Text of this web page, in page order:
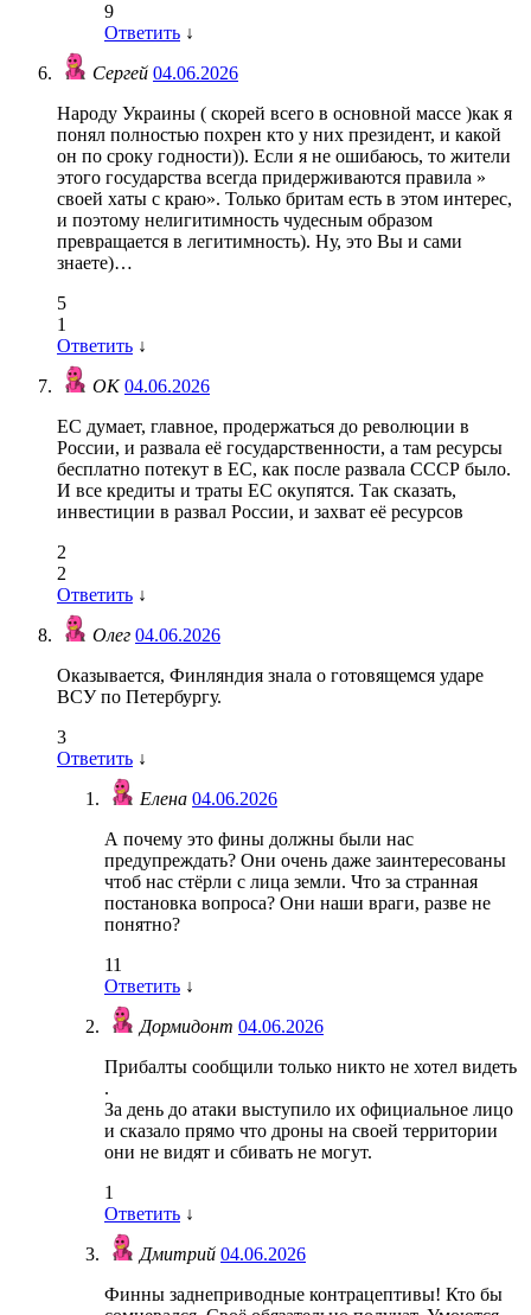
9
Ответить ↓
Сергей 04.06.2026
Народу Украины ( скорей всего в основной массе )как я
понял полностью похрен кто у них президент, и какой
он по сроку годности)). Если я не ошибаюсь, то жители
этого государства всегда придерживаются правила »
своей хаты с краю». Только бритам есть в этом интерес,
и поэтому нелигитимность чудесным образом
превращается в легитимность). Ну, это Вы и сами
знаете)…
5
1
Ответить ↓
ОК04.06.2026
ЕС думает, главное, продержаться до революции в
России, и развала её государственности, а там ресурсы
бесплатно потекут в ЕС, как после развала СССР было.
И все кредиты и траты ЕС окупятся. Так сказать,
инвестиции в развал России, и захват её ресурсов
2
2
Ответить ↓
Олег 04.06.2026
Оказывается, Финляндия знала о готовящемся ударе
ВСУ по Петербургу.
3
Ответить ↓
Елена 04.06.2026
А почему это фины должны были нас
предупреждать? Они очень даже заинтересованы
чтоб нас стёрли с лица земли. Что за странная
постановка вопроса? Они наши враги, разве не
понятно?
11
Ответить ↓
Дормидонт 04.06.2026
Прибалты сообщили только никто не хотел видеть
.
За день до атаки выступило их официальное лицо
и сказало прямо что дроны на своей территории
они не видят и сбивать не могут.
1
Ответить ↓
Дмитрий 04.06.2026
Финны заднеприводные контрацептивы! Кто бы